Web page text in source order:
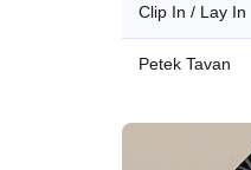
Clip In / Lay In
Petek Tavan